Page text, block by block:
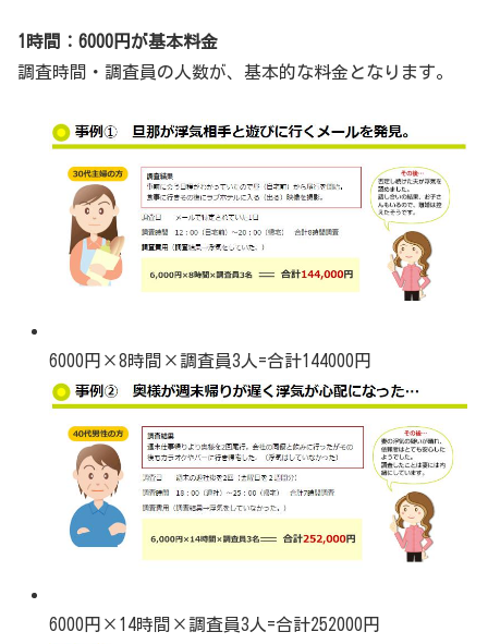
1時間：6000円が基本料金
調査時間・調査員の人数が、基本的な料金となります。
6000円×8時間×調査員3人=合計144000円
6000円×14時間×調査員3人=合計252000円